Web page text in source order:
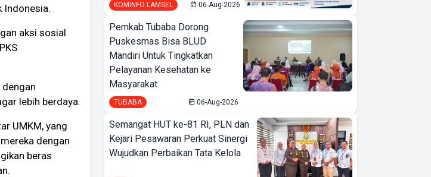
Indonesia.
aksi sosial
lebih berdaya.
UMKM, yang
dengan
beras
KOMINFO LAMSEL 06-Aug-2026
Pemkab Tubaba Dorong
Puskesmas Bisa BLUD
Mandiri Untuk Tingkatkan
Pelayanan Kesehatan ke
Masyarakat
TUBABA 06-Aug-2026
Semangat HUT ke-81 RI, PLN dan
Kejari Pesawaran Perkuat Sinergi
Wujudkan Perbaikan Tata Kelola